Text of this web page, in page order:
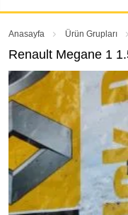
Anasayfa Ürün Grupları
Renault Megane 1